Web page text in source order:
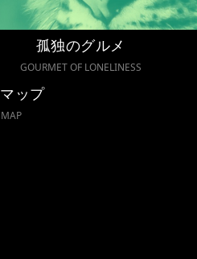
孤独のグルメ
GOURMET OF LONELINESS
ップ